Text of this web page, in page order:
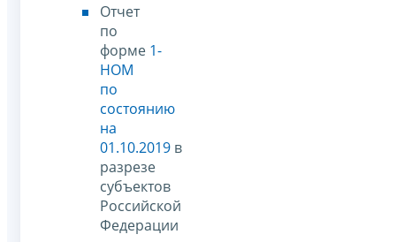
Отчет
по
форме 1-
НОМ
по
состоянию
на
01.10.2019 в
разрезе
субъектов
Российской
Федерации